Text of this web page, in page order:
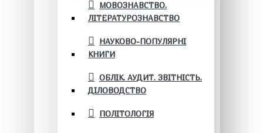
МОВОЗНАВСТВО.
ЛІТЕРАТУРОЗНАВСТВО
НАУКОВО-ПОПУЛЯРНІ
КНИГИ
ОБЛІК. АУДИТ. ЗВІТНІСТЬ.
ДІЛОВОДСТВО
ПОЛІТОЛОГІЯ